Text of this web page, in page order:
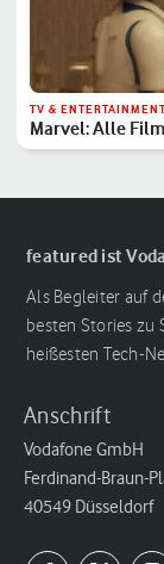
TV &
Marvel: Alle
Reihenfolge
featured ist
Als Begleiter auf
besten Stories zu
heißesten Tech-
Anschrift
Vodafone GmbH
Ferdinand-Braun-
40549 Düsseldorf